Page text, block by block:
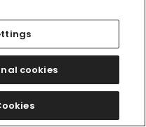
づく表示
その関連会社の商標です。
登録商標です。
CO., LTD.
cookies